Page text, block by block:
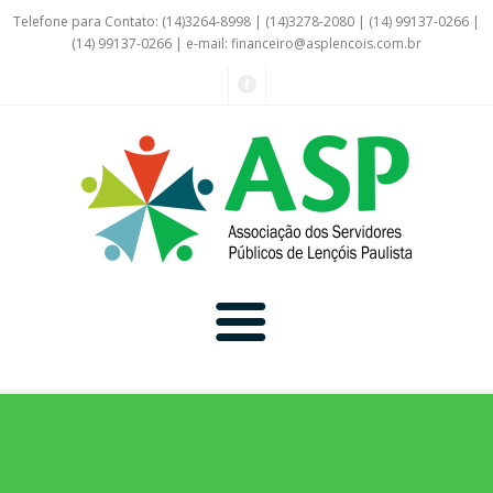
Telefone para Contato: (14)3264-8998 | (14)3278-2080 | (14) 99137-0266 |
(14) 99137-0266 | e-mail: financeiro@asplencois.com.br
Convênio Online